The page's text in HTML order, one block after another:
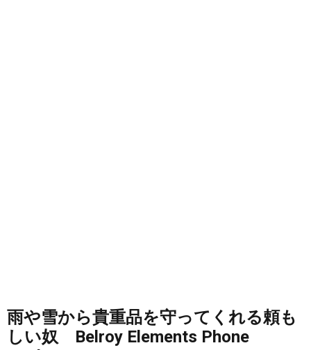
雨や雪から貴重品を守ってくれる頼も
しい奴 Belroy Elements Phone